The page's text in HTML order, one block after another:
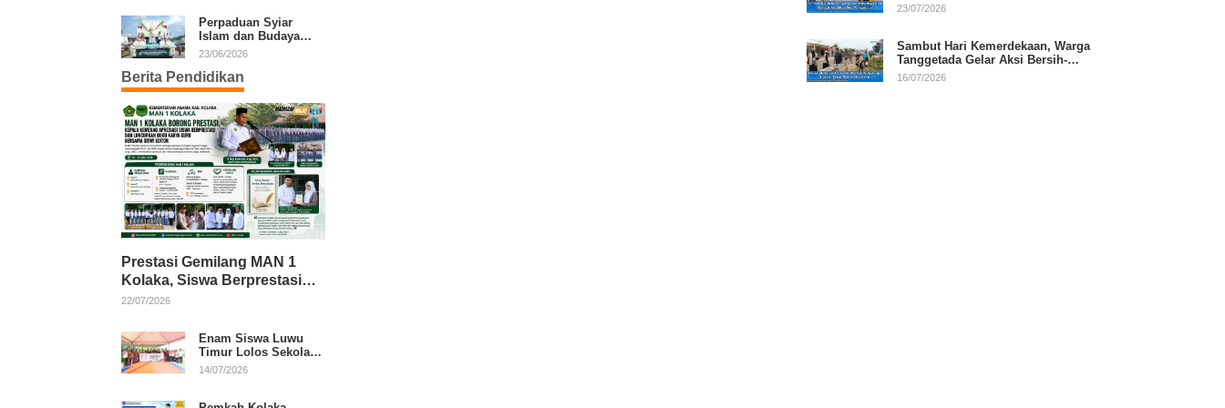
Perpaduan Syiar
Islam dan Budaya
Warnai Pawai Ta’aruf
23/06/2026
Berita Pendidikan
Prestasi Gemilang MAN 1
Kolaka, Siswa Berprestasi
dan Guru Berkarya Raih
22/07/2026
Enam Siswa Luwu
Timur Lolos Sekolah
Rakyat, Bupati: Jaga
14/07/2026
RI
23/07/2026
Sambut Hari Kemerdekaan, Warga
Tanggetada Gelar Aksi Bersih-
Bersih Desa
16/07/2026